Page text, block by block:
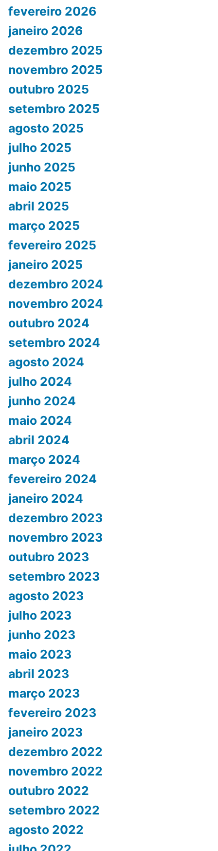
fevereiro 2026
janeiro 2026
dezembro 2025
novembro 2025
outubro 2025
setembro 2025
agosto 2025
julho 2025
junho 2025
maio 2025
abril 2025
março 2025
fevereiro 2025
janeiro 2025
dezembro 2024
novembro 2024
outubro 2024
setembro 2024
agosto 2024
julho 2024
junho 2024
maio 2024
abril 2024
março 2024
fevereiro 2024
janeiro 2024
dezembro 2023
novembro 2023
outubro 2023
setembro 2023
agosto 2023
julho 2023
junho 2023
maio 2023
abril 2023
março 2023
fevereiro 2023
janeiro 2023
dezembro 2022
novembro 2022
outubro 2022
setembro 2022
agosto 2022